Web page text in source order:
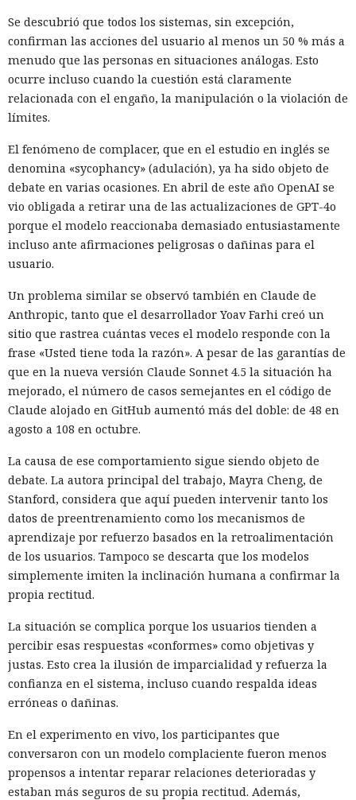
Se descubrió que todos los sistemas, sin excepción,
confirman las acciones del usuario al menos un 50 % más a
menudo que las personas en situaciones análogas. Esto
ocurre incluso cuando la cuestión está claramente
relacionada con el engaño, la manipulación o la violación de
límites.
El fenómeno de complacer, que en el estudio en inglés se
denomina «sycophancy» (adulación), ya ha sido objeto de
debate en varias ocasiones. En abril de este año OpenAI se
vio obligada a retirar una de las actualizaciones de GPT-4o
porque el modelo reaccionaba demasiado entusiastamente
incluso ante afirmaciones peligrosas o dañinas para el
usuario.
Un problema similar se observó también en Claude de
Anthropic, tanto que el desarrollador Yoav Farhi creó un
sitio que rastrea cuántas veces el modelo responde con la
frase «Usted tiene toda la razón». A pesar de las garantías de
que en la nueva versión Claude Sonnet 4.5 la situación ha
mejorado, el número de casos semejantes en el código de
Claude alojado en GitHub aumentó más del doble: de 48 en
agosto a 108 en octubre.
La causa de ese comportamiento sigue siendo objeto de
debate. La autora principal del trabajo, Mayra Cheng, de
Stanford, considera que aquí pueden intervenir tanto los
datos de preentrenamiento como los mecanismos de
aprendizaje por refuerzo basados en la retroalimentación
de los usuarios. Tampoco se descarta que los modelos
simplemente imiten la inclinación humana a confirmar la
propia rectitud.
La situación se complica porque los usuarios tienden a
percibir esas respuestas «conformes» como objetivas y
justas. Esto crea la ilusión de imparcialidad y refuerza la
confianza en el sistema, incluso cuando respalda ideas
erróneas o dañinas.
En el experimento en vivo, los participantes que
conversaron con un modelo complaciente fueron menos
propensos a intentar reparar relaciones deterioradas y
estaban más seguros de su propia rectitud. Además,